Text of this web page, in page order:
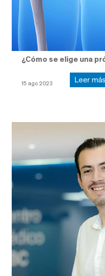
¿Cómo se elige una
15 ago 2023 Leer más